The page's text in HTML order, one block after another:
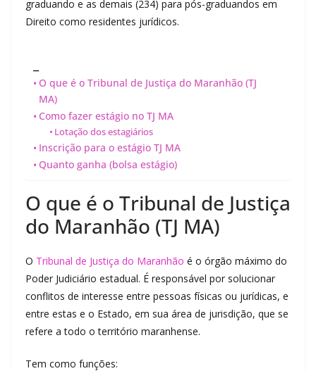
graduando e as demais (234) para pós-graduandos em
Direito como residentes jurídicos.
O que é o Tribunal de Justiça do Maranhão (TJ
MA)
Como fazer estágio no TJ MA
Lotação dos estagiários
Inscrição para o estágio TJ MA
Quanto ganha (bolsa estágio)
O que é o Tribunal de Justiça
do Maranhão (TJ MA)
O Tribunal de Justiça do Maranhão é o órgão máximo do
Poder Judiciário estadual. É responsável por solucionar
conflitos de interesse entre pessoas físicas ou jurídicas, e
entre estas e o Estado, em sua área de jurisdição, que se
refere a todo o território maranhense.
Tem como funções: